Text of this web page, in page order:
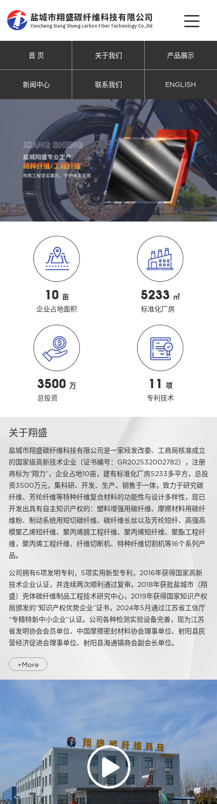
首 页 关于我们 产品展示
新闻中心 联系我们 ENGLISH
10 亩
企业占地面积
5233 ㎡
标准化厂房
3500 万
总投资
项
专利技术
关于翔盛
盐城市翔盛碳纤维科技有限公司是一家经发改委、工商局核准成立
的国家级高新技术企业（证书编号：GR202532002782），注册
商标为“翔力”，企业占地10亩，建有标准化厂房5233多平方，总投
资3500万元，集科研、开发、生产、销售于一体，致力于研究碳
纤维、芳纶纤维等特种纤维复合材料的功能性与设计多样性，现已
开发出具有自主知识产权的：塑料增强用碳纤维、摩擦材料用碳纤
维粉、制动系统用短切碳纤维、碳纤维长丝以及芳纶短纤、高强高
模聚乙烯短纤维、聚丙烯腈工程纤维、聚丙烯短纤维、聚酯工程纤
维，聚丙烯工程纤维、纤维切断机、特种纤维切割机等16个系列产
品。
公司拥有6项发明专利，5项实用新型专利，2016年获得国家高新
技术企业认证，并连续两次顺利通过复审。2018年获批盐城市（翔
盛）壳体碳纤维制品工程技术研究中心，2019年获得国家知识产权
局颁发的“知识产权优势企业”证书，2024年5月通过江苏省工信厅
“专精特新中小企业”认证。公司各种检测实验设备完善，现为江苏
省发明协会会员单位、中国摩擦密封材料协会理事单位、射阳县民
营经济促进会理事单位、射阳县海通镇商会副会长单位。
+More